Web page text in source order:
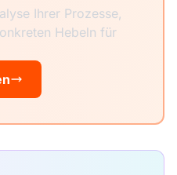
Ihrer Prozesse,
Hebeln für